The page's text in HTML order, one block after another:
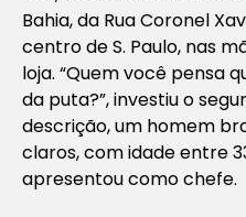
Bahia, da Rua Coronel
centro de S. Paulo, nas
loja. “Quem você pensa
da puta?”, investiu o
descrição, um homem
claros, com idade entre
apresentou como chefe.